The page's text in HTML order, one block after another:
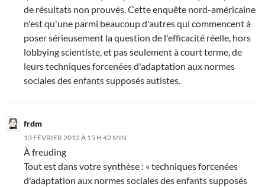
de résultats non prouvés. Cette enquête nord-américaine
n'est qu'une parmi beaucoup d'autres qui commencent à
poser sérieusement la question de l'efficacité réelle, hors
lobbying scientiste, et pas seulement à court terme, de
leurs techniques forcenées d'adaptation aux normes
sociales des enfants supposés autistes.
frdm
13 FÉVRIER 2012 À 15 H 42 MIN
À freuding
Tout est dans votre synthèse : « techniques forcenées
d'adaptation aux normes sociales des enfants supposés